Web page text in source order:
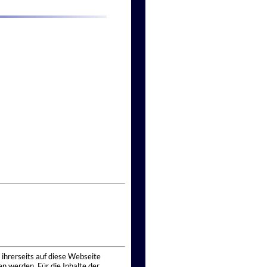
auf diese Webseite